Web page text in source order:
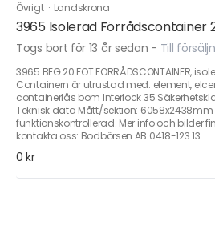
Övrigt · Landskrona
3965 Isolerad Förrådscontainer
Togs bort för 13 år sedan - Till
3965 BEG 20 FOT FÖRRÅDSCONTAINER,
Containern är utrustad med: element,
containerlås bom Interlock 35
Teknisk data Mått/sektion: 6058x2438mm
funktionskontrollerad. Mer info och bilder
kontakta oss: Bodbörsen AB 0418-123 13
0 kr